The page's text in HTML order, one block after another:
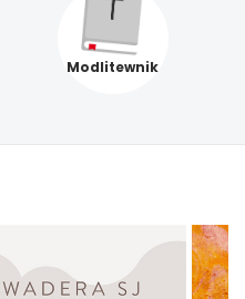
Modlitewnik